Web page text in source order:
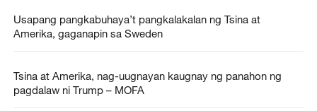
Usapang pangkabuhaya’t pangkalakalan ng Tsina at
Amerika, gaganapin sa Sweden
Tsina at Amerika, nag-uugnayan kaugnay ng panahon ng
pagdalaw ni Trump – MOFA